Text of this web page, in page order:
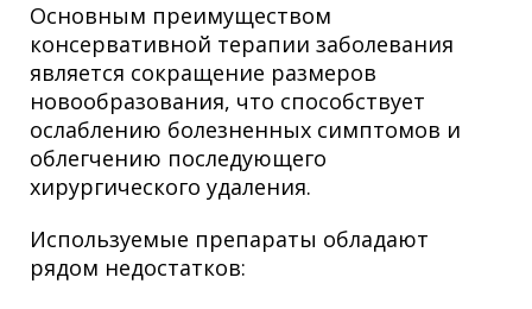
Основным преимуществом
консервативной терапии заболевания
является сокращение размеров
новообразования, что способствует
ослаблению болезненных симптомов и
облегчению последующего
хирургического удаления.
Используемые препараты обладают
рядом недостатков: